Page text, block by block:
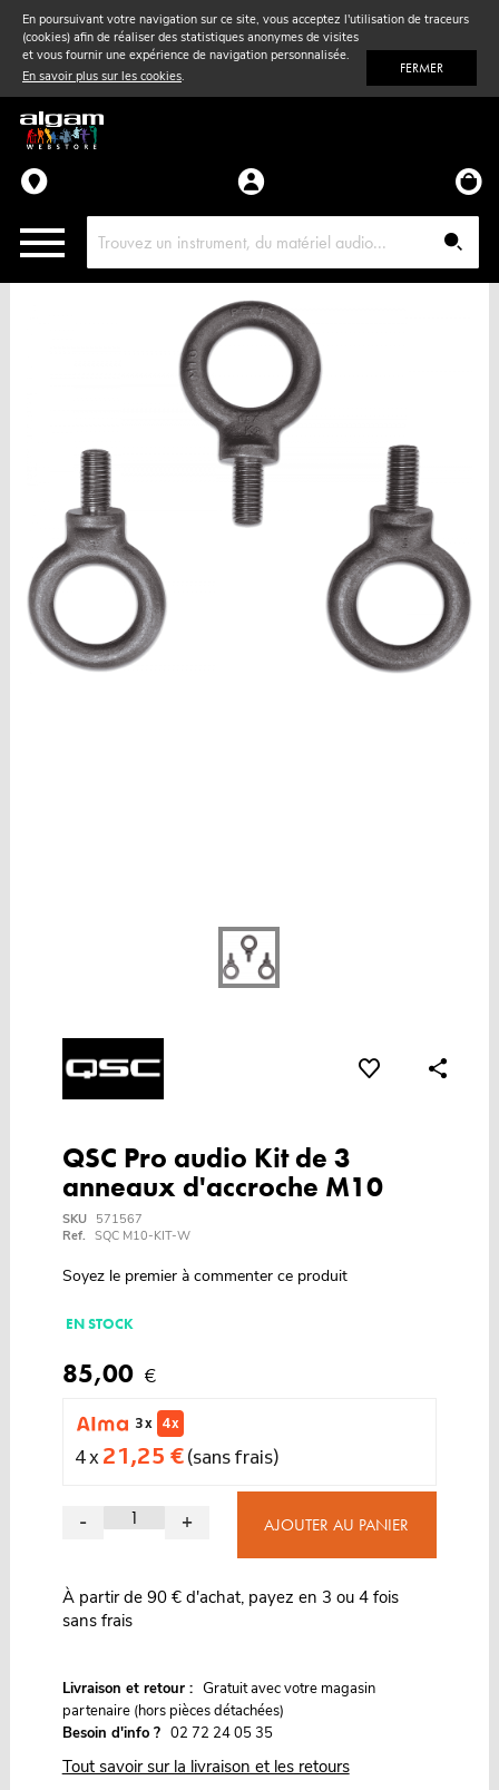
En poursuivant votre navigation sur ce site, vous acceptez l'utilisation de traceurs
(cookies) afin de réaliser des statistiques anonymes de visites
et vous fournir une expérience de navigation personnalisée.
En savoir plus sur les cookies. FERMER
Vent& Violon
Accessoires
Pièces détachées
QSC Pro audio Kit de 3
anneaux d'accroche M10
SKU
571567
Ref. SQC M10-KIT-W
Soyez le premier à commenter ce produit
EN STOCK
85,00 €
3 x 4 x
4 x 21,25 €(sans frais)
- + AJOUTER AU PANIER
À partir de 90 € d'achat, payez en 3 ou 4 fois
sans frais
Livraison et retour : Gratuit avec votre magasin
partenaire (hors pièces détachées)
Besoin d'info ? 02 72 24 05 35
Tout savoir sur la livraison et les retours